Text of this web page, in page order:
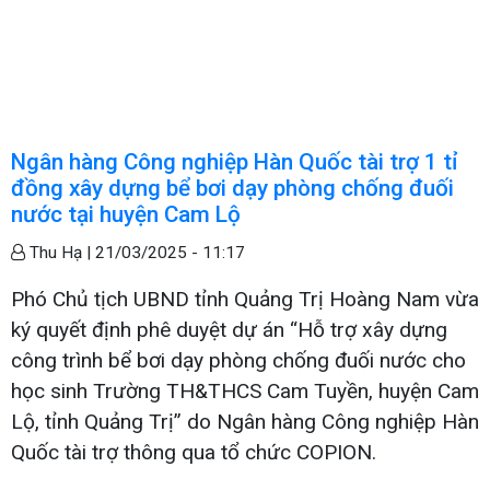
Ngân hàng Công nghiệp Hàn Quốc tài trợ 1 tỉ
đồng xây dựng bể bơi dạy phòng chống đuối
nước tại huyện Cam Lộ
Thu Hạ | 21/03/2025 - 11:17
Phó Chủ tịch UBND tỉnh Quảng Trị Hoàng Nam vừa
ký quyết định phê duyệt dự án “Hỗ trợ xây dựng
công trình bể bơi dạy phòng chống đuối nước cho
học sinh Trường TH&THCS Cam Tuyền, huyện Cam
Lộ, tỉnh Quảng Trị” do Ngân hàng Công nghiệp Hàn
Quốc tài trợ thông qua tổ chức COPION.